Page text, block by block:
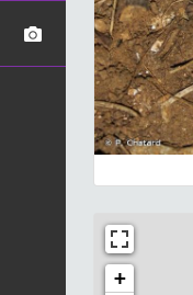
+